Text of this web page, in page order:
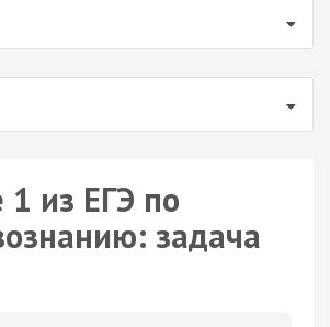
из ЕГЭ по
задача